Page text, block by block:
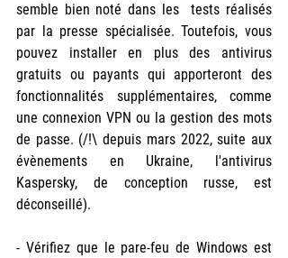
semble bien noté dans les  tests réalisés
par la presse spécialisée. Toutefois, vous
pouvez installer en plus des antivirus
gratuits ou payants qui apporteront des
fonctionnalités supplémentaires, comme
une connexion VPN ou la gestion des mots
de passe. (/!\ depuis mars 2022, suite aux
évènements en Ukraine, l'antivirus
Kaspersky, de conception russe, est
déconseillé).
- Vérifiez que le pare-feu de Windows est